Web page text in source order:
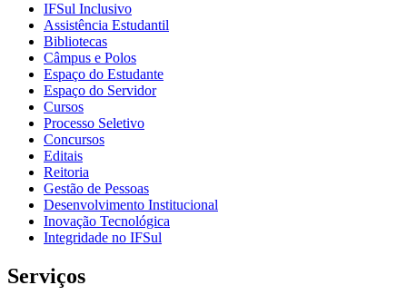
IFSul Inclusivo
Assistência Estudantil
Bibliotecas
Câmpus e Polos
Espaço do Estudante
Espaço do Servidor
Cursos
Processo Seletivo
Concursos
Editais
Reitoria
Gestão de Pessoas
Desenvolvimento Institucional
Inovação Tecnológica
Integridade no IFSul
Serviços